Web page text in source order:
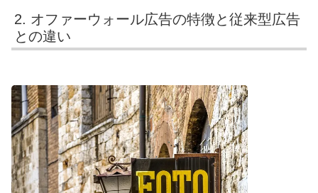
2. オファーウォール広告の特徴と従来型広告
との違い